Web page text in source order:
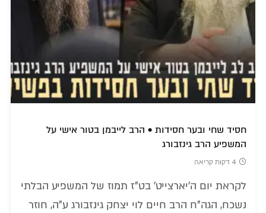
חסיד שחי ובער חסידות • הרב לייבמן בטור אישי על
המשפיע הרב גינזבורג
4 דקות קריאה
לקראת יום ה'יארצייט' בט"ז תמוז של המשפיע הבלתי
נשכח, הגה"ח הרב חיים לוי יצחק גינזבורג ע"ה, חוזר